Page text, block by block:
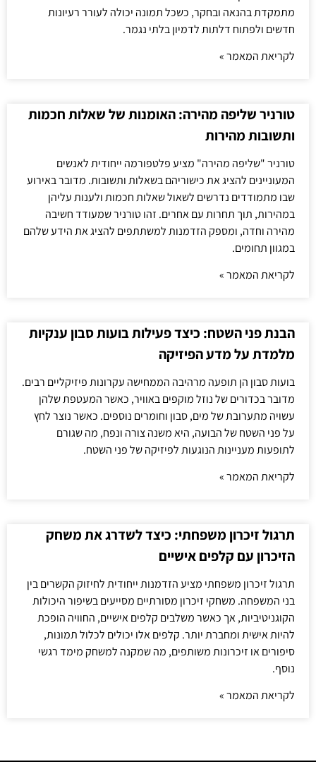
מתמקדת בהנאה ובחקר, כשכל תמונה יכולה לעורר רעיונות
חדשים ולפתוח דלתות לדמיון בלתי נגמר.
לקריאת המאמר »
טורניר שליפה מהירה: האומנות של שאלות חכמות
ותשובות מהירות
טורניר "שליפה מהירה" מציע פלטפורמה ייחודית לאנשים
המעוניינים להציג את כישוריהם בשאלות ותשובות. מדובר באירוע
שבו מתמודדים נדרשים לשאול שאלות חכמות ולענות עליהן
במהירות, תוך תחרות עם אחרים. זהו טורניר שמעודד חשיבה
מהירה וחדה, ומספק הזדמנות למשתתפים להציג את הידע שלהם
במגוון תחומים.
לקריאת המאמר »
הבנת פני השטח: כיצד פעילות בועות סבון ענקיות
מלמדת על מדע הפיזיקה
בועות סבון הן תופעה מרהיבה הממחישה עקרונות פיזיקליים רבים.
מדובר בכדורים של נוזל מוקפים באוויר, כאשר המעטפת שלהן
עשויה מתערובת של מים, סבון וחומרים נוספים. כאשר נוצר לחץ
על פני השטח של הבועה, היא משנה צורה ונפח, מה שגורם
לתופעות מעניינות הנוגעות לפיזיקה של פני השטח.
לקריאת המאמר »
תרגול זיכרון משפחתי: כיצד לשדרג את משחק
הזיכרון עם קלפים אישיים
תרגול זיכרון משפחתי מציע הזדמנות ייחודית לחיזוק הקשרים בין
בני המשפחה. משחקי זיכרון מסורתיים מסייעים בשיפור היכולות
הקוגניטיביות, אך כאשר משלבים קלפים אישיים, החוויה הופכת
להיות אישית ומחברת יותר. קלפים אלו יכולים לכלול תמונות,
סיפורים או זיכרונות משותפים, מה שמקנה למשחק מימד רגשי
נוסף.
לקריאת המאמר »